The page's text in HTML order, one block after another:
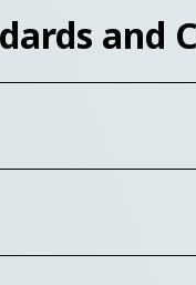
and